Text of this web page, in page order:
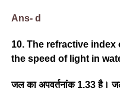
Ans- d
10. The refractive index
the speed of light in
जल का अपवर्तनांक 1.33 है।